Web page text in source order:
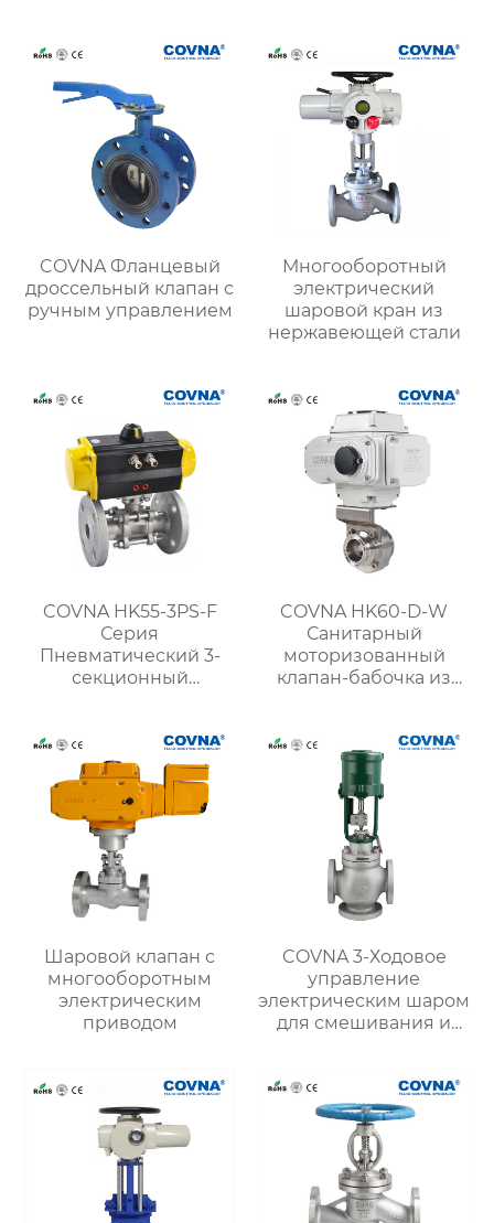
COVNA Фланцевый
дроссельный клапан с
ручным управлением
Многооборотный
электрический
шаровой кран из
нержавеющей стали
COVNA HK55-3PS-F
Серия
Пневматический 3-
секционный
COVNA HK60-D-W
Санитарный
моторизованный
клапан-бабочка из
Шаровой клапан с
многооборотным
электрическим
приводом
COVNA 3-Ходовое
управление
электрическим шаром
для смешивания и